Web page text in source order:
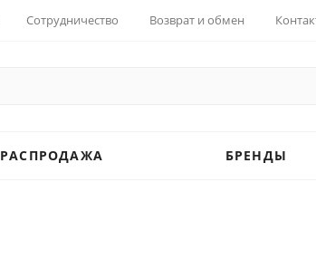
Сотрудничество Возврат и обмен
РАСПРОДАЖА БРЕНДЫ